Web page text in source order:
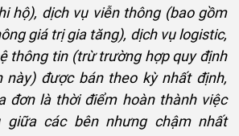
hộ), dịch vụ viễn thông (bao gồm
giá trị gia tăng), dịch vụ logistic,
thông tin (trừ trường hợp quy định
này) được bán theo kỳ nhất định,
đơn là thời điểm hoàn thành việc
các bên nhưng chậm nhất